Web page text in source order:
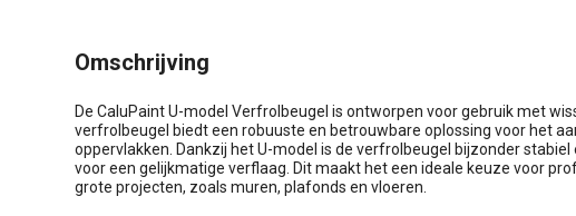
Omschrijving
De CaluPaint U-model Verfrolbeugel is ontworpen voor gebruik met
verfrolbeugel biedt een robuuste en betrouwbare oplossing voor het
oppervlakken. Dankzij het U-model is de verfrolbeugel bijzonder
voor een gelijkmatige verflaag. Dit maakt het een ideale keuze voor
grote projecten, zoals muren, plafonds en vloeren.